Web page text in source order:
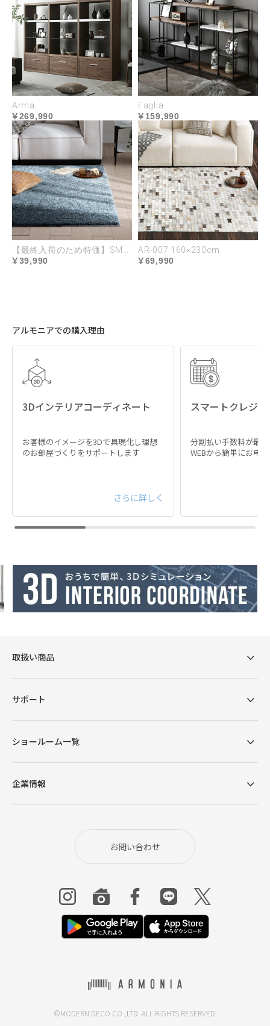
端正な木目は繊細で美しく、凹凸のある手触りはオ
ーク材ならではの味わいのある質感です。艶のある
木肌は光の加減で変わり、豊かな表情を楽しめま
す。
木肌を惹き立てるオープ
ン塗装
表面はオープン塗装でコ
ーティング。汚れや傷を
傷に強い厚手の突板
一般的な突板より厚手の
0.5mm厚を使用。表面の
MDF構造
密度のMDFを使用。無垢
よる乾燥や割れが起こり
を使用
リア。塗料、接着剤など
はホルムアルデヒドの発
散レベルが最も低いとさ
Arma
269,990
Faglia
159,990
39,990
AR-007 160×230cm
69,990
アルモニアでの購入理由
3Dインテリアコーディネート
お客様のイメージを3Dで具現化し理想
のお部屋づくりをサポートします
さらに詳しく
スマートクレジ
分割払い手数料が最
WEBから簡単にお申
取扱い商品
サポート
ショールーム一覧
企業情報
お問い合わせ
©MODERN DECO CO.,LTD. ALL RIGHTS RESERVED.